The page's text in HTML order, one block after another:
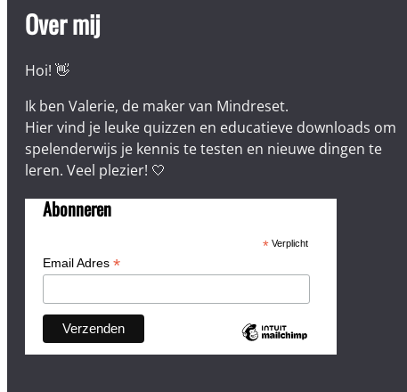
Over mij
Hoi! 👋
Ik ben Valerie, de maker van Mindreset.
Hier vind je leuke quizzen en educatieve downloads om
spelenderwijs je kennis te testen en nieuwe dingen te
leren. Veel plezier! 🤍
Abonneren
*Verplicht
Email Adres *